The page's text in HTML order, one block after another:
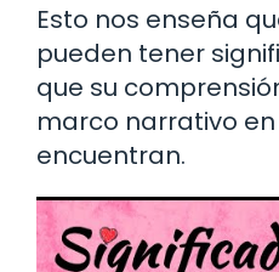
Esto nos enseña
pueden tener
que su
marco narrativo en
encuentran.